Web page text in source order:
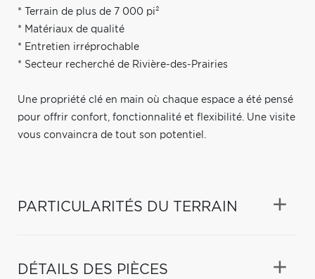
* Terrain de plus de 7 000 pi²
* Matériaux de qualité
* Entretien irréprochable
* Secteur recherché de Rivière-des-Prairies
Une propriété clé en main où chaque espace a été pensé
pour offrir confort, fonctionnalité et flexibilité. Une visite
vous convaincra de tout son potentiel.
PARTICULARITÉS DU TERRAIN
DÉTAILS DES PIÈCES